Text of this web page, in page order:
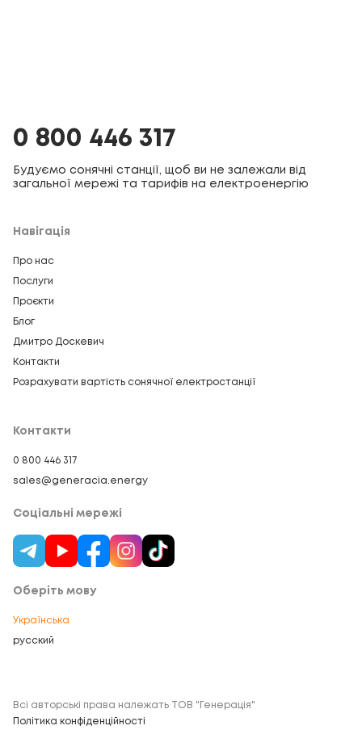
0 800 446 317
Будуємо сонячні станції, щоб ви не залежали від
загальної мережі та тарифів на електроенергію
Навігація
Про нас
Послуги
Проєкти
Блог
Дмитро Доскевич
Контакти
Розрахувати вартість сонячної електростанції
Контакти
0 800 446 317
sales@generacia.energy
Соціальні мережі
Оберіть мову
Українська
русский
Всі авторські права належать ТОВ "Генерація"
Політика конфіденційності